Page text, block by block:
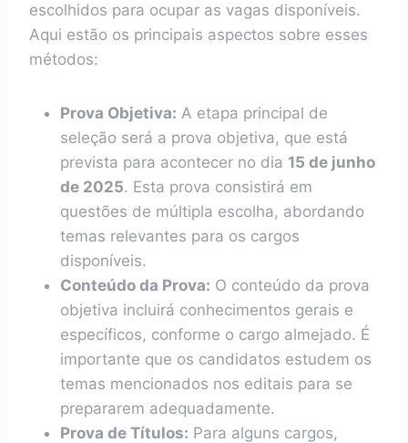
escolhidos para ocupar as vagas disponíveis.
Aqui estão os principais aspectos sobre esses
métodos:
Prova Objetiva: A etapa principal de
seleção será a prova objetiva, que está
prevista para acontecer no dia 15 de junho
de 2025. Esta prova consistirá em
questões de múltipla escolha, abordando
temas relevantes para os cargos
disponíveis.
Conteúdo da Prova: O conteúdo da prova
objetiva incluirá conhecimentos gerais e
específicos, conforme o cargo almejado. É
importante que os candidatos estudem os
temas mencionados nos editais para se
prepararem adequadamente.
Prova de Títulos: Para alguns cargos,